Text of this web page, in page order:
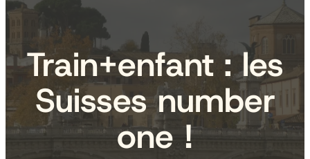
Train+enfant : les
Suisses number
one !